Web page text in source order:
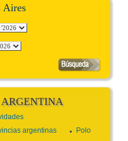
Aires
argentinas Polo